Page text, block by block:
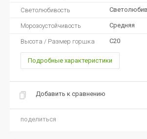
Светолюбивость
Морозоустойчивость Средняя
Высота / Размер горшка C20
Подробные характеристики
Добавить к сравнению
поделиться